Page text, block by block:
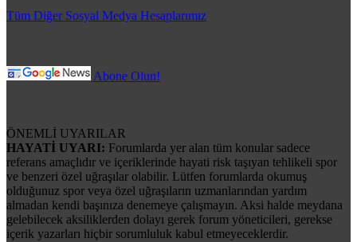
Tüm Diğer Sosyal Medya Hesaplarımız
Abone Olun!
ÖNEMLİ UYARILAR
HAYATİ UYARI: Forumlarda yer alan tüm konular sadece
referans amaçlıdır ve içeriklerinde hayati risk taşıyan tehlikeli spor
ve benzeri özel uğraşılar olabilir. Lütfen forumlarda okumuş
olduğunuz spor veya özel uğraşıların uzmanlarından yardım
almadan kendi başınıza denemeye çalışmayın. Aksi halde meydana
gelebilecek aksiliklerden dolayı gerek forum yöneticileri, gerekse
içerik yazarları hiçbir sorumluluk kabul etmeyeceklerdir.